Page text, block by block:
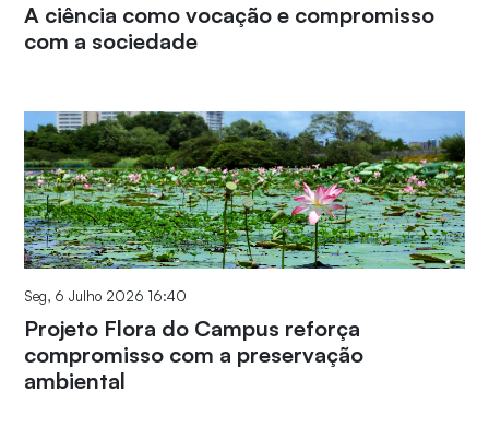
A ciência como vocação e compromisso
com a sociedade
Seg, 6 Julho 2026 16:40
Projeto Flora do Campus reforça
compromisso com a preservação
ambiental